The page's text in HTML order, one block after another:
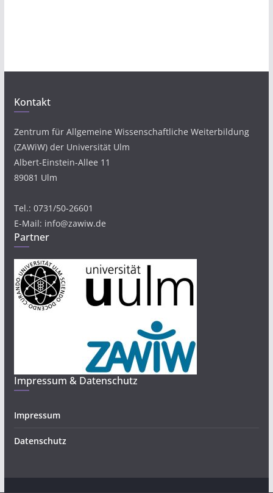
Kontakt
Zentrum für Allgemeine Wissenschaftliche Weiterbildung
(ZAWiW) der Universität Ulm
Albert-Einstein-Allee 11
89081 Ulm
Tel.: 0731/50-26601
E-Mail: info@zawiw.de
Partner
Impressum & Datenschutz
Impressum
Datenschutz